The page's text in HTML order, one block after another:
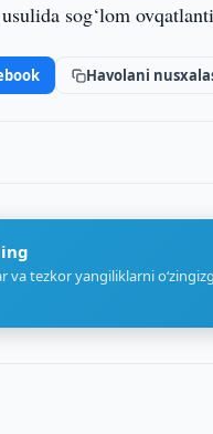
sog‘lom
Havolani
va tezkor yangiliklarni